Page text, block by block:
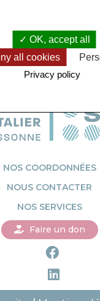
NOS COORDONNÉES
NOUS CONTACTER
NOS SERVICES
Faire un don
OK, accept all
all cookies
Privacy policy